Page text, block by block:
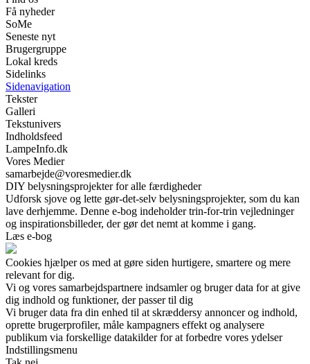
Få nyheder
SoMe
Seneste nyt
Brugergruppe
Lokal kreds
Sidelinks
Sidenavigation
Tekster
Galleri
Tekstunivers
Indholdsfeed
LampeInfo.dk
Vores Medier
samarbejde@voresmedier.dk
DIY belysningsprojekter for alle færdigheder
Udforsk sjove og lette gør-det-selv belysningsprojekter, som du kan
lave derhjemme. Denne e-bog indeholder trin-for-trin vejledninger
og inspirationsbilleder, der gør det nemt at komme i gang.
Læs e-bog
Cookies hjælper os med at gøre siden hurtigere, smartere og mere
relevant for dig.
Vi og vores samarbejdspartnere indsamler og bruger data for at give
dig indhold og funktioner, der passer til dig
Vi bruger data fra din enhed til at skræddersy annoncer og indhold,
oprette brugerprofiler, måle kampagners effekt og analysere
publikum via forskellige datakilder for at forbedre vores ydelser
Indstillingsmenu